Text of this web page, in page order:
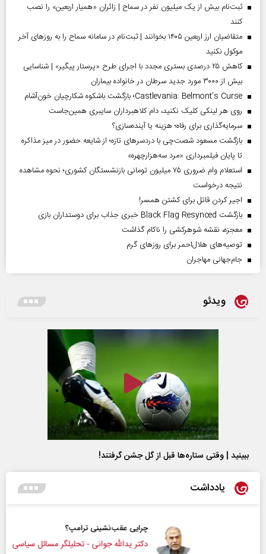
ثبت‌نام بیش از یک میلیون نفر در سماح | زائران «همیار اربعین» را نصب
کنند
متقاضیان ارز اربعین ۱۴۰۵ بخوانند | ثبت‌نام در سامانه سماح را به روز‌های آخر
موکول نکنید
کاهش ۲۵ درصدی بستری مجدد با اجرای طرح «پرستار پیگیر» | شناسایی
بیش از ۳۰۰۰ مورد جدید سرطان در خانواده بیماران
Castlevania: Belmont’s Curse؛ بازگشت باشکوه شکارچیان خون‌آشام
روی هر لینکی کلیک نکنید، دام کلاهبرداران سایبری همین‌جاست
سرمایه‌گذاری برای رفاه؛ هزینه یا آینده‌سازی؟
بازگشت مسعود شصت‌چی با دردسر‌های تازه؛ از شایعه حضور در میز مذاکره
تا پایان فیلمبرداری «مرد سه‌هزارچهره»
استعلام وام ضروری ۷۵ میلیون تومانی بازنشستگان کشوری؛ نحوه مشاهده
نتیجه درخواست
اجیر کردن قاتل برای کشتن همسر!
بازگشت Black Flag Resynced خبری جذاب برای دوستداران بازی
معجزه، نقشه شوهرکشی را ناکام گذاشت
توصیه‌های هلال‌احمر برای روز‌های گرم
جام‌جهانی مهاجران
ویدئو
ببینید | وقتی ستاره‌ها قبل از گل جشن گرفتند!
یادداشت
چرایی عقب‌نشینی ترامپ؟
دکتر یدالله جوانی - تحلیلگر مسائل سیاسی